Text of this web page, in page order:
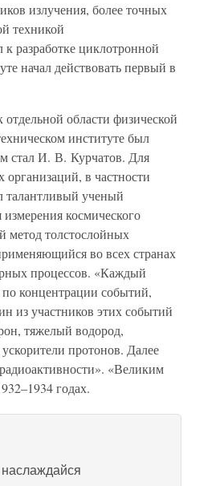
излучения, более точных
техникой
разработке циклотронной
начал действовать первый в
области физической
институте был
стал И. В. Курчатов. Для
в частности
талантливый ученый
космического
метод толстослойных
во всех странах
процессов. «Каждый
по концентрации событий,
из участников этих событий
тяжелый водород,
протонов. Далее
«Великим
годах.
наслаждайся